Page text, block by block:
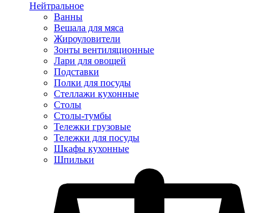
Нейтральное
Ванны
Вешала для мяса
Жироуловители
Зонты вентиляционные
Лари для овощей
Подставки
Полки для посуды
Стеллажи кухонные
Столы
Столы-тумбы
Тележки грузовые
Тележки для посуды
Шкафы кухонные
Шпильки